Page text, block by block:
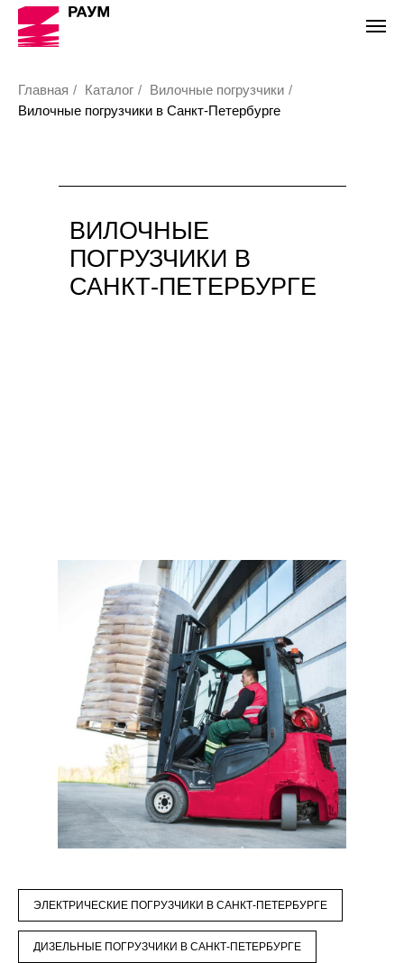
Главная / Каталог / Вилочные погрузчики /
Вилочные погрузчики в Санкт-Петербурге
ВИЛОЧНЫЕ
ПОГРУЗЧИКИ В
САНКТ-ПЕТЕРБУРГЕ
ЭЛЕКТРИЧЕСКИЕ ПОГРУЗЧИКИ В САНКТ-ПЕТЕРБУРГЕ
ДИЗЕЛЬНЫЕ ПОГРУЗЧИКИ В САНКТ-ПЕТЕРБУРГЕ